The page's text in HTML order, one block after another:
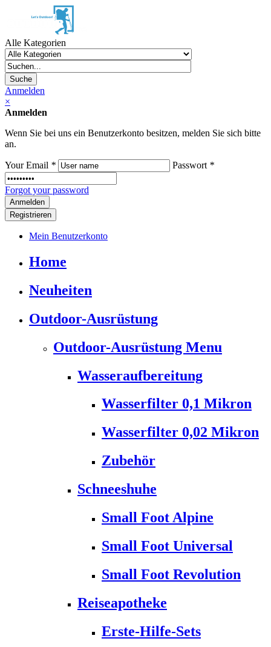
Alle Kategorien
Suche
Anmelden
×
Anmelden
Wenn Sie bei uns ein Benutzerkonto besitzen, melden Sie sich bitte
an.
Your Email * Passwort *
Forgot your password
Registrieren
Mein Benutzerkonto
Home
Neuheiten
Outdoor-Ausrüstung
Outdoor-Ausrüstung Menu
Wasseraufbereitung
Wasserfilter 0,1 Mikron
Wasserfilter 0,02 Mikron
Zubehör
Schneeshuhe
Small Foot Alpine
Small Foot Universal
Small Foot Revolution
Reiseapotheke
Erste-Hilfe-Sets